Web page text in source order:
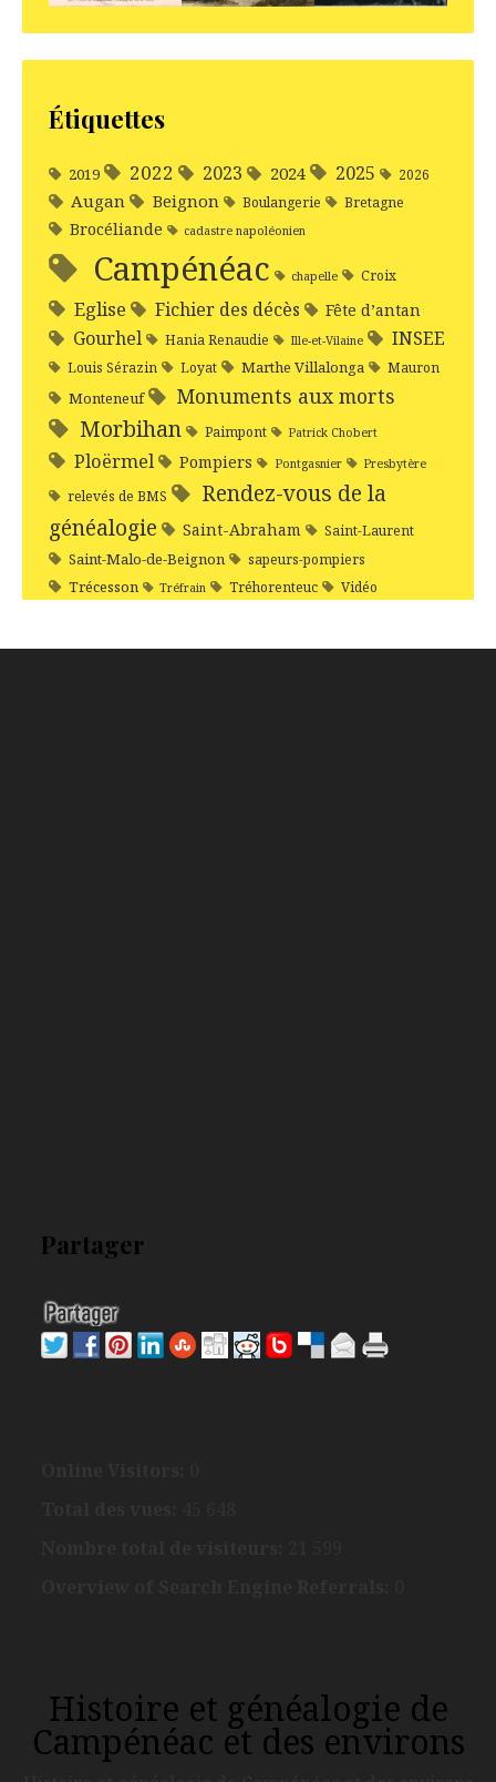
Étiquettes
2019 2022 2023 2024 2025 2026
Augan Beignon Boulangerie Bretagne
Brocéliande cadastre napoléonien
Campénéac chapelle Croix
Eglise Fichier des décès Fête d’antan
Gourhel Hania Renaudie Ille-et-Vilaine INSEE
Louis Sérazin Loyat Marthe Villalonga Mauron
Monteneuf Monuments aux morts
Morbihan Paimpont Patrick Chobert
Ploërmel Pompiers Pontgasnier Presbytère
relevés de BMS
Rendez-vous de la
généalogie
Saint-Abraham Saint-Laurent
Saint-Malo-de-Beignon sapeurs-pompiers
Trécesson Tréfrain Tréhorenteuc Vidéo
Partager
Histoire et généalogie de
Campénéac et des environs